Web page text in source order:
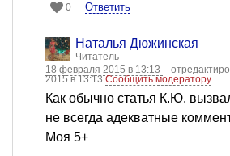
0 Ответить
Наталья Дюжинская
Читатель
18 февраля 2015 в 13:13
2015 в 13:13Сообщить модератору
Как обычно статья К.Ю.
не всегда адекватные
Моя 5+